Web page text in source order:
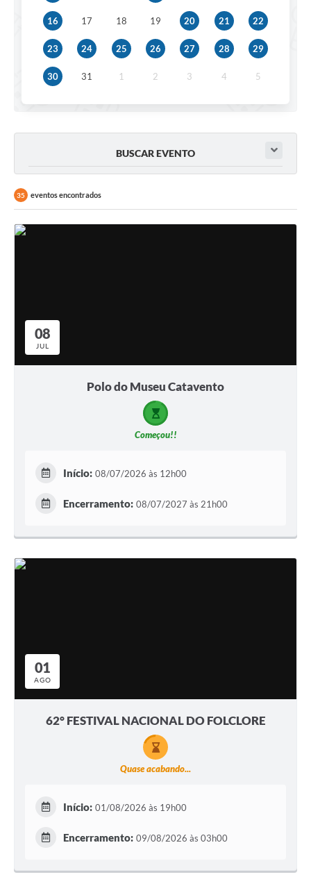
16 17 18 19 20 21 22
23 24 25 26 27 28 29
30 31 1 2 3 4 5
BUSCAR EVENTO
35 eventos encontrados
08
JUL
Polo do Museu Catavento
Começou!!
Início: 08/07/2026 às 12h00
Encerramento: 08/07/2027 às 21h00
01
AGO
62° FESTIVAL NACIONAL DO FOLCLORE
Quase acabando...
Início: 01/08/2026 às 19h00
Encerramento: 09/08/2026 às 03h00